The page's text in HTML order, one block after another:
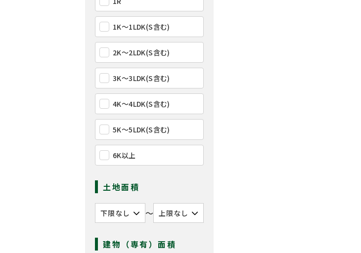
1K〜1LDK(S含む)
2K〜2LDK(S含む)
3K〜3LDK(S含む)
4K〜4LDK(S含む)
5K〜5LDK(S含む)
6K以上
土地面積
〜
建物（専有）面積